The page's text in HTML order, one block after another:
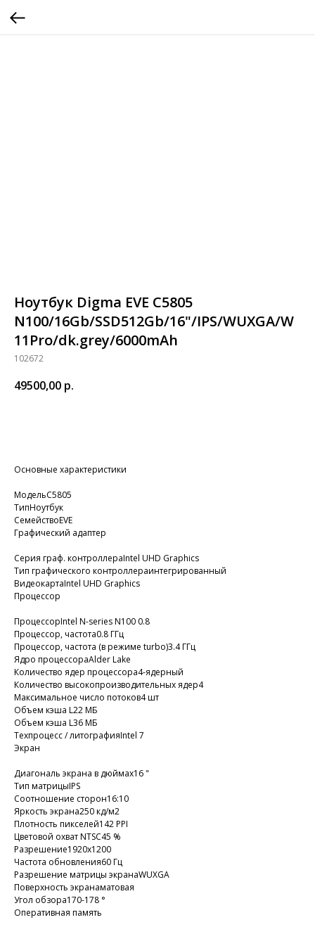
Ноутбук Digma EVE C5805
N100/16Gb/SSD512Gb/16"/IPS/WUXGA/W
11Pro/dk.grey/6000mAh
102672
49500,00 р.
Основные характеристики
МодельC5805
ТипНоутбук
СемействоEVE
Графический адаптер
Серия граф. контроллераIntel UHD Graphics
Тип графического контроллераинтегрированный
ВидеокартаIntel UHD Graphics
Процессор
ПроцессорIntel N-series N100 0.8
Процессор, частота0.8 ГГц
Процессор, частота (в режиме turbo)3.4 ГГц
Ядро процессораAlder Lake
Количество ядер процессора4-ядерный
Количество высокопроизводительных ядер4
Максимальное число потоков4 шт
Объем кэша L22 МБ
Объем кэша L36 МБ
Техпроцесс / литографияIntel 7
Экран
Диагональ экрана в дюймах16 "
Тип матрицыIPS
Соотношение сторон16:10
Яркость экрана250 кд/м2
Плотность пикселей142 PPI
Цветовой охват NTSC45 %
Разрешение1920x1200
Частота обновления60 Гц
Разрешение матрицы экранаWUXGA
Поверхность экранаматовая
Угол обзора170-178 °
Оперативная память